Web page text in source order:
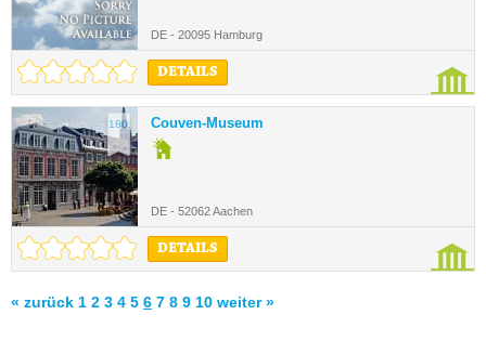
DE - 20095 Hamburg
DETAILS
180. Couven-Museum
DE - 52062 Aachen
DETAILS
« zurück 1 2 3 4 5 6 7 8 9 10 weiter »